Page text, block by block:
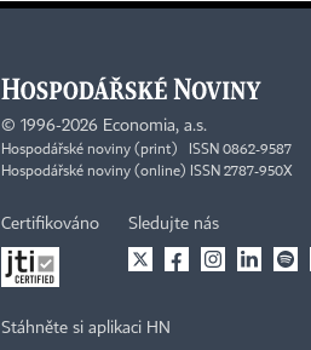
© 1996-2026 Economia, a.s.
Hospodářské noviny (print) ISSN 0862-9587
Hospodářské noviny (online) ISSN 2787-950X
Certifikováno Sledujte nás
Stáhněte si aplikaci HN